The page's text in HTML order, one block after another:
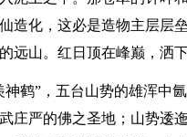
造化，这必是造物主层层
远山。红日顶在峰巅，洒下
”，五台山势的雄浑中
庄严的佛之圣地；山势逶